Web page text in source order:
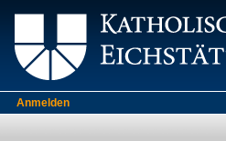
Anmelden